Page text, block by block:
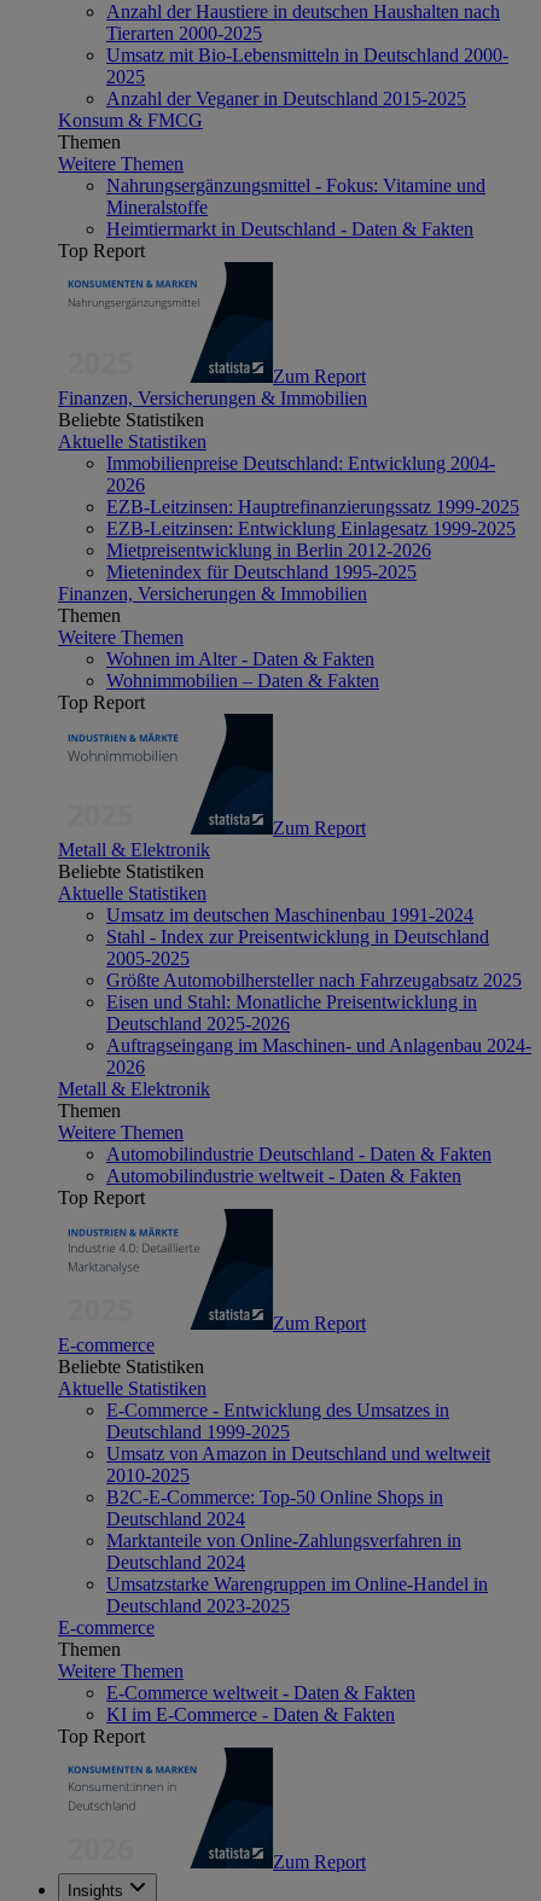
Anzahl der Haustiere in deutschen Haushalten nach
Tierarten 2000-2025
Umsatz mit Bio-Lebensmitteln in Deutschland 2000-
2025
Anzahl der Veganer in Deutschland 2015-2025
Konsum & FMCG
Themen
Weitere Themen
Nahrungsergänzungsmittel - Fokus: Vitamine und
Mineralstoffe
Heimtiermarkt in Deutschland - Daten & Fakten
Top Report
Zum Report
Finanzen, Versicherungen & Immobilien
Beliebte Statistiken
Aktuelle Statistiken
Immobilienpreise Deutschland: Entwicklung 2004-
2026
EZB-Leitzinsen: Hauptrefinanzierungssatz 1999-2025
EZB-Leitzinsen: Entwicklung Einlagesatz 1999-2025
Mietpreisentwicklung in Berlin 2012-2026
Mietenindex für Deutschland 1995-2025
Finanzen, Versicherungen & Immobilien
Themen
Weitere Themen
Wohnen im Alter - Daten & Fakten
Wohnimmobilien – Daten & Fakten
Top Report
Zum Report
Metall & Elektronik
Beliebte Statistiken
Aktuelle Statistiken
Umsatz im deutschen Maschinenbau 1991-2024
Stahl - Index zur Preisentwicklung in Deutschland
2005-2025
Größte Automobilhersteller nach Fahrzeugabsatz 2025
Eisen und Stahl: Monatliche Preisentwicklung in
Deutschland 2025-2026
Auftragseingang im Maschinen- und Anlagenbau 2024-
2026
Metall & Elektronik
Themen
Weitere Themen
Automobilindustrie Deutschland - Daten & Fakten
Automobilindustrie weltweit - Daten & Fakten
Top Report
Zum Report
E-commerce
Beliebte Statistiken
Aktuelle Statistiken
E-Commerce - Entwicklung des Umsatzes in
Deutschland 1999-2025
Umsatz von Amazon in Deutschland und weltweit
2010-2025
B2C-E-Commerce: Top-50 Online Shops in
Deutschland 2024
Marktanteile von Online-Zahlungsverfahren in
Deutschland 2024
Umsatzstarke Warengruppen im Online-Handel in
Deutschland 2023-2025
E-commerce
Themen
Weitere Themen
E-Commerce weltweit - Daten & Fakten
KI im E-Commerce - Daten & Fakten
Top Report
Zum Report
Insights